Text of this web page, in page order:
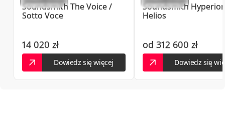
SoundsmithThe Voice /
Sotto Voce
14 020 zł
Dowiedz się więcej
Soundsmith
Helios
od 312 600 zł
Dowiedz się